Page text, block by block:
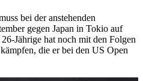
bei der anstehenden
gegen Japan in Tokio auf
Jährige hat noch mit den Folgen
die er bei den US Open